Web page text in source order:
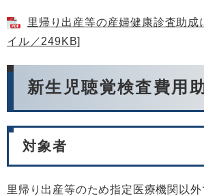
里帰り出産等の産婦健康診査助成
イル／249KB]
新生児聴覚検査費用
対象者
里帰り出産等のため指定医療機関以